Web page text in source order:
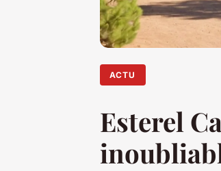
ACTU
Esterel